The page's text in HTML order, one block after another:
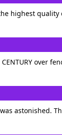
the highest
over
astonished.